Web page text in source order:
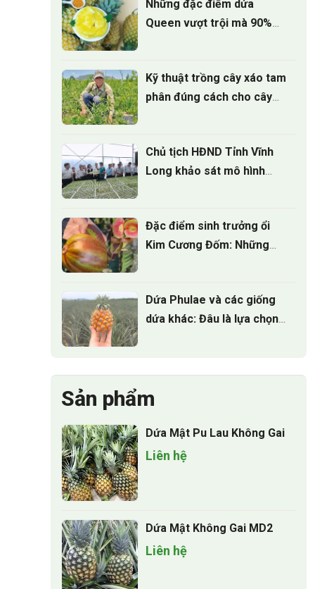
Những đặc điểm dứa
Queen vượt trội mà 90%
Kỹ thuật trồng cây xáo tam
phân đúng cách cho cây
Chủ tịch HĐND Tỉnh Vĩnh
Long khảo sát mô hình
Đặc điểm sinh trưởng ổi
Kim Cương Đốm: Những
Dứa Phulae và các giống
dứa khác: Đâu là lựa chọn
Sản phẩm
Dứa Mật Pu Lau Không Gai
Liên hệ
Dứa Mật Không Gai MD2
Liên hệ